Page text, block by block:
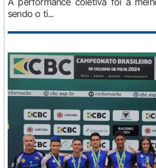
sendo o ti...